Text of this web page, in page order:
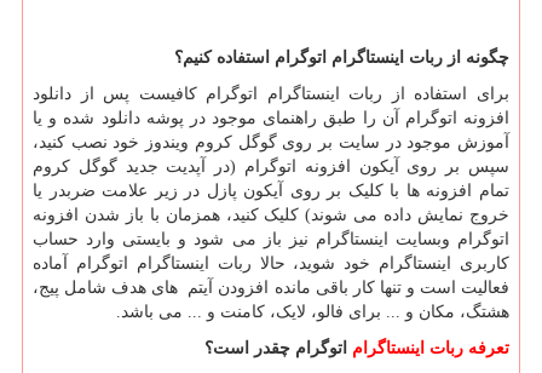
چگونه از ربات اینستاگرام اتوگرام استفاده کنیم؟
برای استفاده از ربات اینستاگرام اتوگرام کافیست پس از دانلود
افزونه اتوگرام آن را طبق راهنمای موجود در پوشه دانلود شده و یا
آموزش موجود در سایت بر روی گوگل کروم ویندوز خود نصب کنید،
سپس بر روی آیکون افزونه اتوگرام (در آپدیت جدید گوگل کروم
تمام افزونه ها با کلیک بر روی آیکون پازل در زیر علامت ضربدر یا
خروج نمایش داده می شوند) کلیک کنید، همزمان با باز شدن افزونه
اتوگرام وبسایت اینستاگرام نیز باز می شود و بایستی وارد حساب
کاربری اینستاگرام خود شوید، حالا ربات اینستاگرام اتوگرام آماده
فعالیت است و تنها کار باقی مانده افزودن آیتم های هدف شامل پیج،
هشتگ، مکان و ... برای فالو، لایک، کامنت و ... می باشد.
تعرفه ربات اینستاگرام اتوگرام چقدر است؟